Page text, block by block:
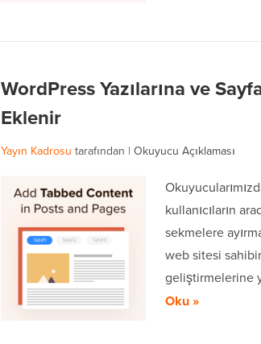
WordPress Yazılarına ve
Eklenir
Yayın Kadrosu tarafından | Okuyucu Açıklaması
kullanıcıların
sekmelere
web sitesi
geliştirmelerine
Oku »